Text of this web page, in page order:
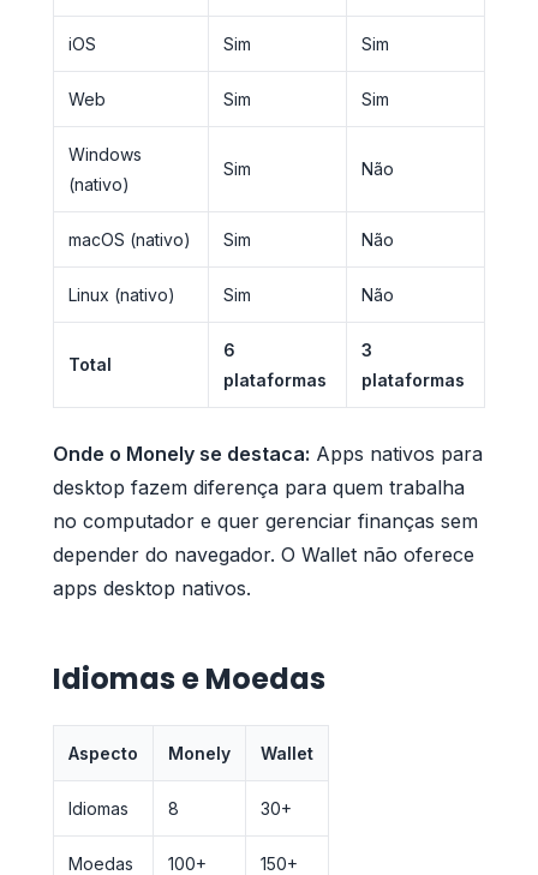
iOS Sim Sim
Web Sim Sim
Windows
(nativo)
Sim Não
macOS (nativo) Sim Não
Linux (nativo) Sim Não
Total
6
plataformas
3
plataformas
Onde o Monely se destaca: Apps nativos para
desktop fazem diferença para quem trabalha
no computador e quer gerenciar finanças sem
depender do navegador. O Wallet não oferece
apps desktop nativos.
Idiomas e Moedas
Aspecto Monely Wallet
Idiomas 8 30+
Moedas 100+ 150+